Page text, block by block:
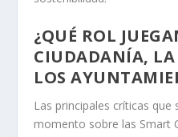
¿QUÉ ROL
CIUDADANÍA,
LOS
Las principales críticas que
momento sobre las Smart